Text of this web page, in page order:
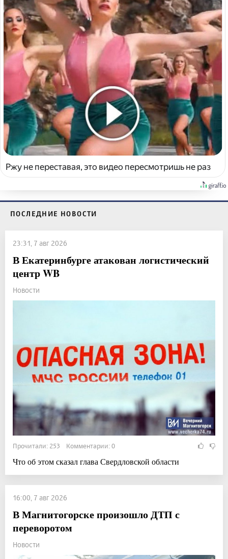
Ржу не переставая, это видео пересмотришь не раз
ПОСЛЕДНИЕ НОВОСТИ
23:31, 7 авг 2026
В Екатеринбурге атакован логистический
центр WB
Новости
Прочитали: 253 Комментарии: 0
Что об этом сказал глава Свердловской области
16:00, 7 авг 2026
В Магнитогорске произошло ДТП с
переворотом
Новости